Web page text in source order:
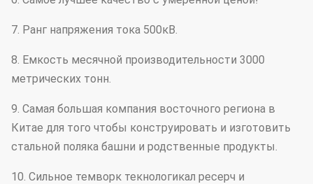
7. Ранг напряжения тока 500кВ.
8. Емкость месячной производительности 3000
метрических тонн.
9. Самая большая компания восточного региона в
Китае для того чтобы конструировать и изготовить
стальной поляка башни и родственные продукты.
10. Сильное темворк текнологикал ресерч и